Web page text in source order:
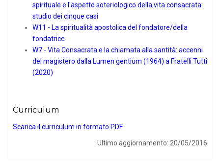
spirituale e l'aspetto soteriologico della vita consacrata:
studio dei cinque casi
W11 - La spiritualità apostolica del fondatore/della
fondatrice
W7 - Vita Consacrata e la chiamata alla santità: accenni
del magistero dalla Lumen gentium (1964) a Fratelli Tutti
(2020)
Curriculum
Scarica il curriculum in formato PDF
Ultimo aggiornamento: 20/05/2016